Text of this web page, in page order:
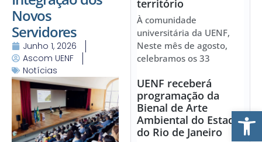
Novos
Servidores
Junho 1, 2026
Ascom UENF
Notícias
território
À comunidade
universitária da UENF,
Neste mês de agosto,
celebramos os 33
UENF receberá
programação da
Bienal de Arte
Ambiental do Estado
do Rio de Janeiro